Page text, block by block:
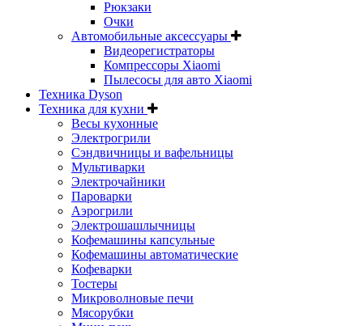
Рюкзаки
Очки
Автомобильные аксессуары
Видеорегистраторы
Компрессоры Xiaomi
Пылесосы для авто Xiaomi
Техника Dyson
Техника для кухни
Весы кухонные
Электрогрили
Сэндвичницы и вафельницы
Мультиварки
Электрочайники
Пароварки
Аэрогрили
Электрошашлычницы
Кофемашины капсульные
Кофемашины автоматические
Кофеварки
Тостеры
Микроволновые печи
Мясорубки